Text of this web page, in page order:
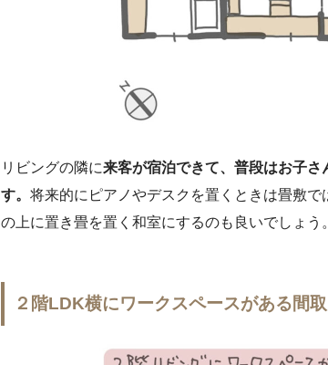
リビングの隣に来客が宿泊できて、普段はお子
す。 将来的にピアノやデスクを置くときは畳敷
の上に置き畳を置く和室にするのも良いでしょう。
２階LDK横にワークスペースがある間取